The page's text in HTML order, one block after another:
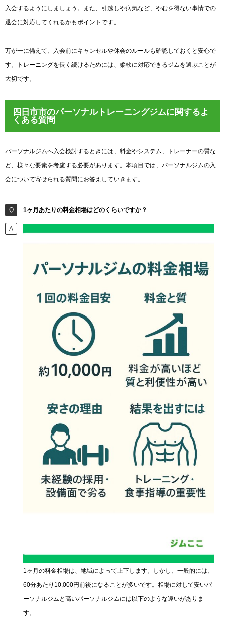
入会するようにしましょう。また、引越しや病気など、やむを得ない事情での
退会に対応してくれるかもポイントです。
万が一に備えて、入会前にキャンセルや休会のルールも確認しておくと安心で
す。トレーニングを長く続けるためには、柔軟に対応できるジムを選ぶことが
大切です。
四日市市のパーソナルトレーニングジムに関するよ
くある質問
パーソナルジムへ入会検討するときには、料金やシステム、トレーナーの質な
ど、様々な要素を考慮する必要があります。本項目では、パーソナルジムの入
会について寄せられる質問にお答えしていきます。
1ヶ月あたりの料金相場はどのくらいですか？
1ヶ月の料金相場は、地域によって上下します。しかし、一般的には、
60分あたり10,000円前後になることが多いです。相場に対して安いパ
ーソナルジムと高いパーソナルジムには以下のような違いがありま
す。